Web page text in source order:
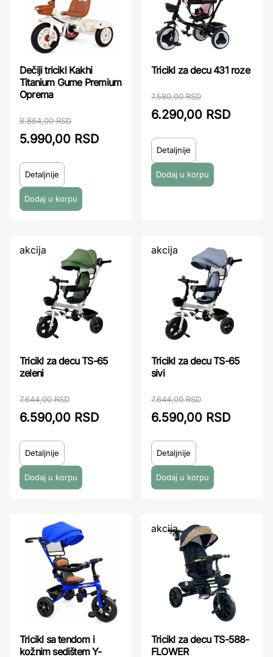
Dečiji tricikl Kakhi
Titanium Gume Premium
Oprema
8.864,00 RSD
5.990,00 RSD
Detaljnije
Tricikl za decu 431 roze
7.580,00 RSD
6.290,00 RSD
Detaljnije
akcija
Tricikl za decu TS-65
zeleni
7.644,00 RSD
6.590,00 RSD
Detaljnije
akcija
Tricikl za decu TS-65
sivi
7.644,00 RSD
6.590,00 RSD
Detaljnije
Tricikl sa tendom i
kožnim sedištem Y-
akcija
Tricikl za decu TS-588-
FLOWER